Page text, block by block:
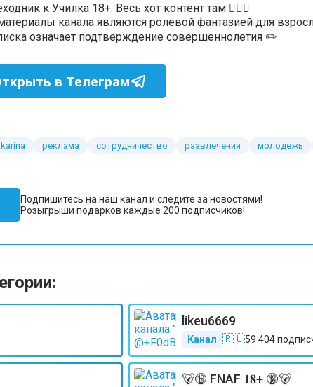
к Училка 18+. Весь хот контент там ❤️‍🔥🍑
канала являются ролевой фантазией для
означает подтверждение совершеннолетия ✏️
в Телеграм
реклама сотрудничество развлечения молодежь
Подпишитесь на наш канал и следите за новостями!
Розыгрыши подарков каждые 200 подписчиков!
likeu6669
Канал 🇷🇺59 404
🐻🔞 FNAF 𝟏𝟖+ 🔞🐻